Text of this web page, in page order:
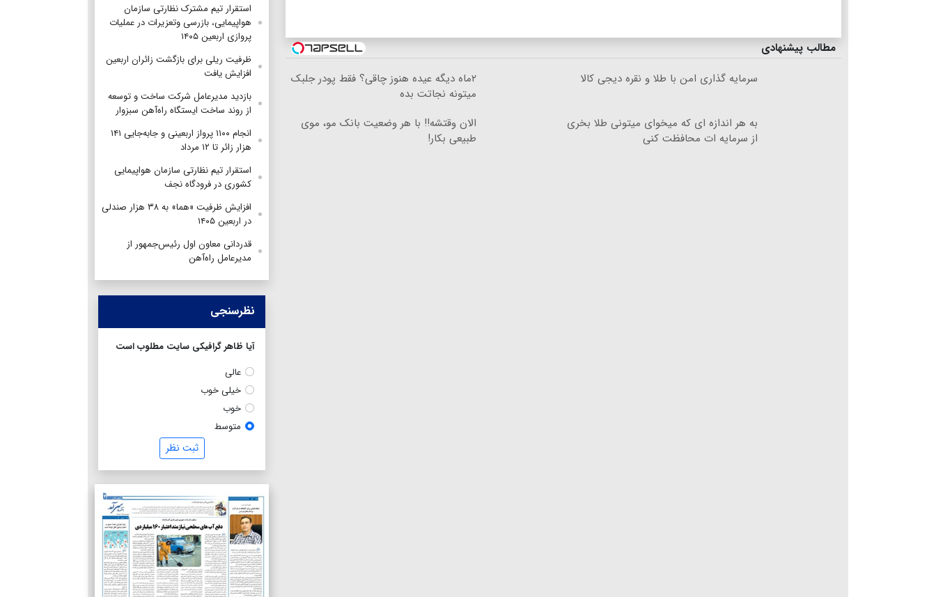
مطالب پیشنهادی
سرمایه گذاری امن با طلا و نقره دیجی کالا
۲ماه دیگه عیده هنوز چاقی؟ فقط پودر جلبک
میتونه نجاتت بده
به هر اندازه ای که میخوای میتونی طلا بخری
از سرمایه ات محافظت کنی
الان وقتشه‼️ با هر وضعیت بانک مو، موی
طبیعی بکار!
استقرار تیم مشترک نظارتی سازمان
هواپیمایی، بازرسی وتعزیرات در عملیات
پروازی اربعین ۱۴۰۵
ظرفیت ریلی برای بازگشت زائران اربعین
افزایش یافت
بازدید مدیرعامل شرکت ساخت و توسعه
از روند ساخت ایستگاه راه‌آهن سبزوار
انجام ۱۱۰۰ پرواز اربعینی و جابه‌جایی ۱۴۱
هزار زائر تا ۱۲ مرداد
استقرار تیم‌ نظارتی سازمان هواپیمایی
کشوری در فرودگاه نجف
افزایش ظرفیت «هما» به ۳۸ هزار صندلی
در اربعین ۱۴۰۵
قدردانی معاون اول رئیس‌جمهور از
مدیرعامل راه‌آهن
نظرسنجی
آیا ظاهر گرافیکی سایت مطلوب است
عالی
خیلی خوب
خوب
متوسط
ثبت نظر